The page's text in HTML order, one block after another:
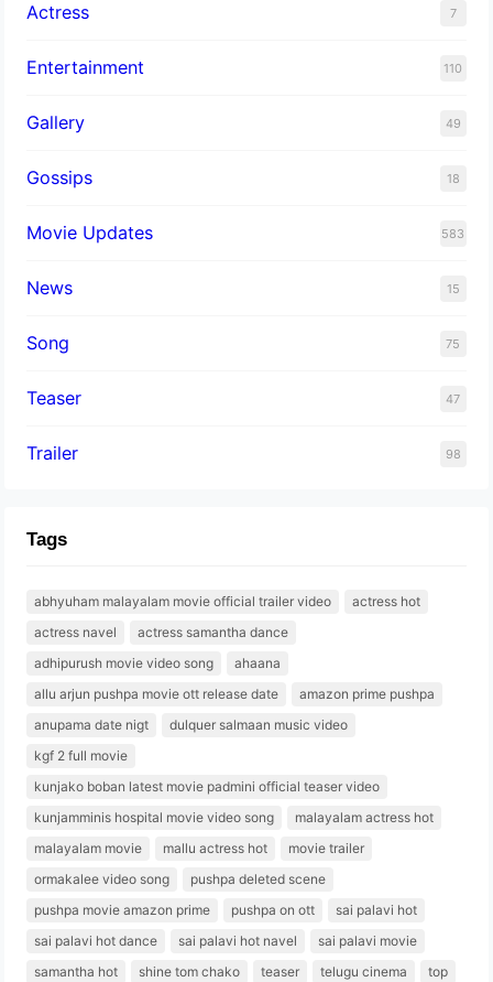
Actress 7
Entertainment 110
Gallery 49
Gossips 18
Movie Updates 583
News 15
Song 75
Teaser 47
Trailer 98
Tags
abhyuham malayalam movie official trailer video
actress hot
actress navel
actress samantha dance
adhipurush movie video song
ahaana
allu arjun pushpa movie ott release date
amazon prime pushpa
anupama date nigt
dulquer salmaan music video
kgf 2 full movie
kunjako boban latest movie padmini official teaser video
kunjamminis hospital movie video song
malayalam actress hot
malayalam movie
mallu actress hot
movie trailer
ormakalee video song
pushpa deleted scene
pushpa movie amazon prime
pushpa on ott
sai palavi hot
sai palavi hot dance
sai palavi hot navel
sai palavi movie
samantha hot
shine tom chako teaser telugu cinema top